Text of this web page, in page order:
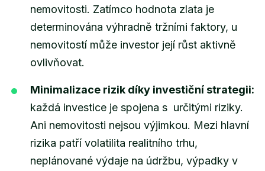
nemovitosti. Zatímco hodnota zlata je
determinována výhradně tržními faktory, u
nemovitostí může investor její růst aktivně
ovlivňovat.
Minimalizace rizik díky investiční strategii:
každá investice je spojena s určitými riziky.
Ani nemovitosti nejsou výjimkou. Mezi hlavní
rizika patří volatilita realitního trhu,
neplánované výdaje na údržbu, výpadky v